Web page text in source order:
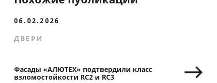
06.02.2026
ДВЕРИ
Фасады «АЛЮТЕХ» подтвердили класс
взломостойкости RC2 и RC3